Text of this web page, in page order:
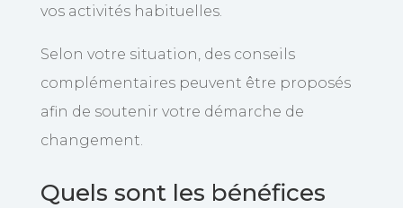
vos activités habituelles.
Selon votre situation, des conseils
complémentaires peuvent être proposés
afin de soutenir votre démarche de
changement.
Quels sont les bénéfices